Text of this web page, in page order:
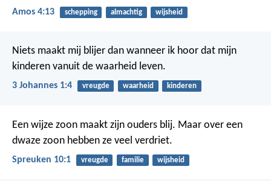
Amos 4:13 schepping almachtig wijsheid
Niets maakt mij blijer dan wanneer ik hoor dat mijn
kinderen vanuit de waarheid leven.
3 Johannes 1:4 vreugde waarheid kinderen
Een wijze zoon maakt zijn ouders blij. Maar over een
dwaze zoon hebben ze veel verdriet.
Spreuken 10:1 vreugde familie wijsheid